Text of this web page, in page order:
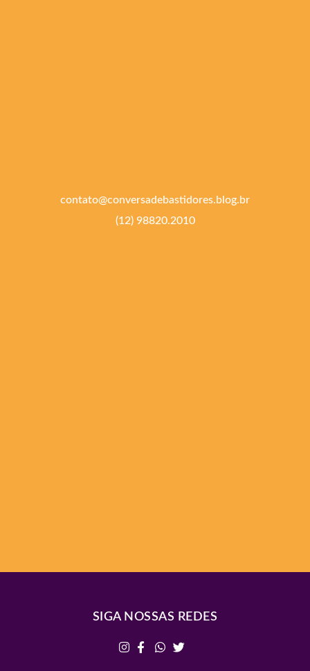
contato@conversadebastidores.blog.br
(12) 98820.2010
SIGA NOSSAS REDES